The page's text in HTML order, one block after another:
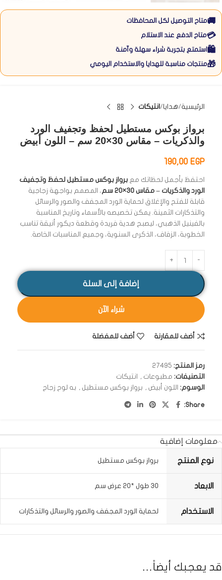
🚚متاح التوصيل لكل المحافظات
💳متاح الدفع عند الاستلام
🛍️ استمتع بتجربة شراء سهلة وآمنة
🎁منتجات مناسبة للهدايا والاستخدام اليومي
الرئيسية هدايا انتيكات
برواز بوكس مستطيل لحفظ وتجفيف الورد
والذكريات – مقاس 30×20 سم – اللون أبيض
190,00 EGP
احتفظ بأجمل لحظاتك مع برواز بوكس مستطيل لحفظ وتجفيف
الورد والذكريات – مقاس 30×20 سم
، المصمم بواجهة زجاجية
قابلة للفتح والإغلاق لحماية الورد المجفف والصور والرسائل
والتذكارات الثمينة. يمكن تخصيصه بالأسماء وتاريخ المناسبة
بالفينيل الذهبي، ليصبح هدية فريدة وقطعة ديكور أنيقة تناسب
الخطوبة، الزفاف، الذكرى السنوية، وجميع المناسبات الخاصة.
إضافة إلى السلة
شراء الآن
أضف للمقارنة أضف للمفضلة
رمز المنتج: 27495
التصنيفات: مطبوعات ,
انتيكات
الوسوم: اللون أبيض , برواز بوكس مستطيل , به لوح زجاج
Share:
معلومات إضافية
نوع المنتج برواز بوكس مستطيل
الابعاد 30 طول *20 عرض سم
الاستخدام لحماية الورد المجفف والصور والرسائل والتذكارات
قد يعجبك أيضاً…